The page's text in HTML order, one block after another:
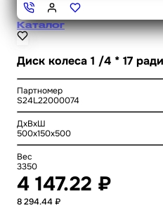
Каталог
Диск колеса 1 /4 * 17
Партномер
S24L22000074
ДхВхШ
500x150x500
Вес
3350
4 147.22 ₽
8 294.44 ₽